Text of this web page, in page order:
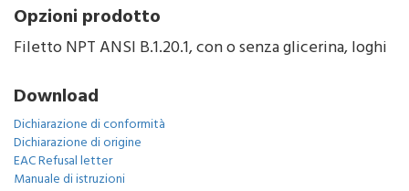
Opzioni prodotto
Filetto NPT ANSI B.1.20.1, con o senza glicerina, loghi
Download
Dichiarazione di conformità
Dichiarazione di origine
EAC Refusal letter
Manuale di istruzioni